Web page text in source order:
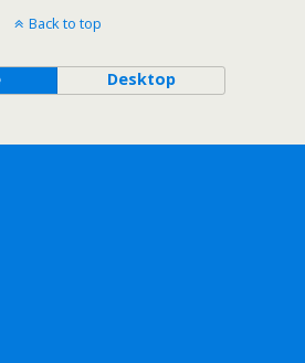
Back to top
Desktop